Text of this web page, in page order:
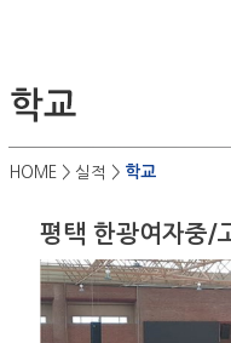
HOME > 실적 > 학교
평택 한광여자중/